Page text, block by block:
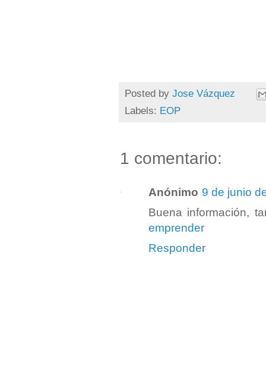
Posted by Jose Vázquez
Labels: EOP
1 comentario:
Anónimo 9 de junio
Buena información,
emprender
Responder